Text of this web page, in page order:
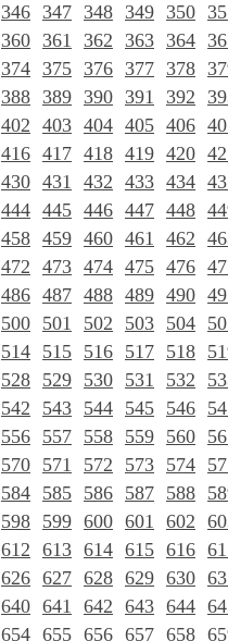
346 347 348 349 350
360 361 362 363 364
374 375 376 377 378
388 389 390 391 392
402 403 404 405 406
416 417 418 419 420
430 431 432 433 434
444 445 446 447 448
458 459 460 461 462
472 473 474 475 476
486 487 488 489 490
500 501 502 503 504
514 515 516 517 518
528 529 530 531 532
542
543 544 545 546
556 557 558 559 560
570 571 572 573 574
584 585 586 587 588
598 599 600 601 602
612 613 614 615 616
626 627 628 629 630
640 641 642 643 644
654 655 656 657 658